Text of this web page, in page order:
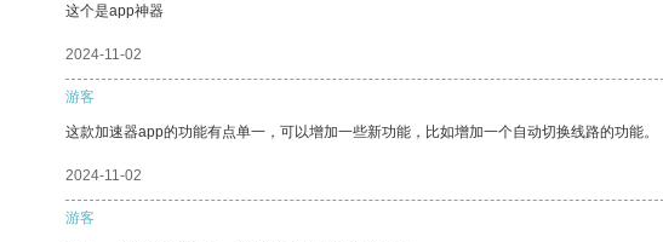
这个是app神器
2024-11-02
游客
这款加速器app的功能有点单一，可以增加一些新功能，比如增加一个自动切换线路的功能。
2024-11-02
游客